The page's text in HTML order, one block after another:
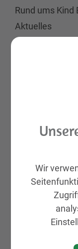
Rund ums Kind
Aktuelles
Natur, Sport &
Genuss
Gemeinde,
St. Peter
Wir